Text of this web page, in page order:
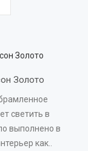
Золото
светить в
выполнено в
как..